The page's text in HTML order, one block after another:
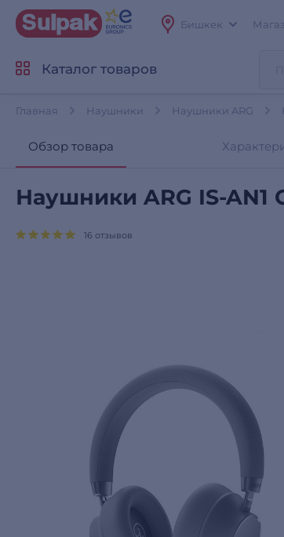
Бишкек
Каталог товаров
Главная Наушники Наушники ARG
Обзор товара
Наушники ARG IS-AN1
16 отзывов